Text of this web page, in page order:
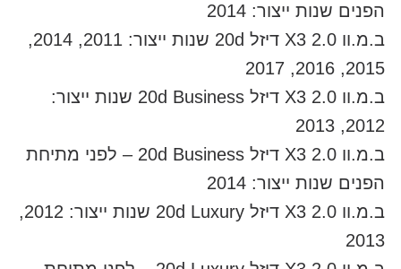
הפנים שנות ייצור: 2014
ב.מ.וו X3 2.0 דיזל 20d שנות ייצור: 2011, 2014,
2015, 2016, 2017
ב.מ.וו X3 2.0 דיזל 20d Business שנות ייצור:
2012, 2013
ב.מ.וו X3 2.0 דיזל 20d Business – לפני מתיחת
הפנים שנות ייצור: 2014
ב.מ.וו X3 2.0 דיזל 20d Luxury שנות ייצור: 2012,
2013